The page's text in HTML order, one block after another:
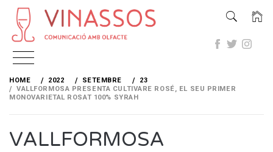
Skip
content
HOME 2022 SETEMBRE
23
VALLFORMOSA PRESENTA CULTIVARE ROSÉ, EL SEU PRIMER
MONOVARIETAL ROSAT 100% SYRAH
VALLFORMOSA